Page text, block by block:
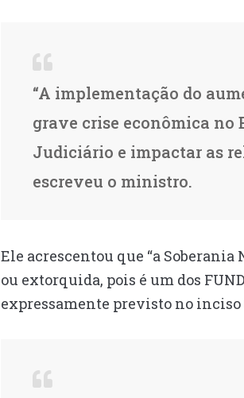
“A implementação do
grave crise econômica no
Judiciário e impactar as
escreveu o ministro.
Ele acrescentou que “a
ou extorquida, pois é um dos
expressamente previsto no inciso